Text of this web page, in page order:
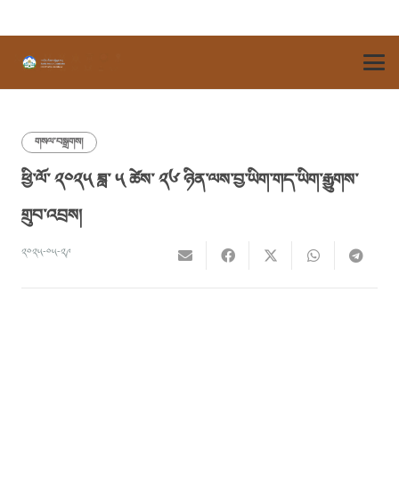
གསལ་བསྒྲགས།
ཕྱི་ལོ་ ༢༠༢༥ ཟླ་ ༥ ཚེས་ ༢༦ ཉིན་ལས་བྱ་ཡིག་གད་ཡིག་རྒྱུགས་
གྲུབ་འབྲས།
༢༠༢༥-༠༥-༢༩